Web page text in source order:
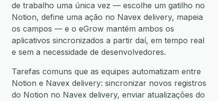
de trabalho uma única vez — escolhe um gatilho no
Notion, define uma ação no Navex delivery, mapeia
os campos — e o eGrow mantém ambos os
aplicativos sincronizados a partir daí, em tempo real
e sem a necessidade de desenvolvedores.
Tarefas comuns que as equipes automatizam entre
Notion e Navex delivery: sincronizar novos registros
do Notion no Navex delivery, enviar atualizações do